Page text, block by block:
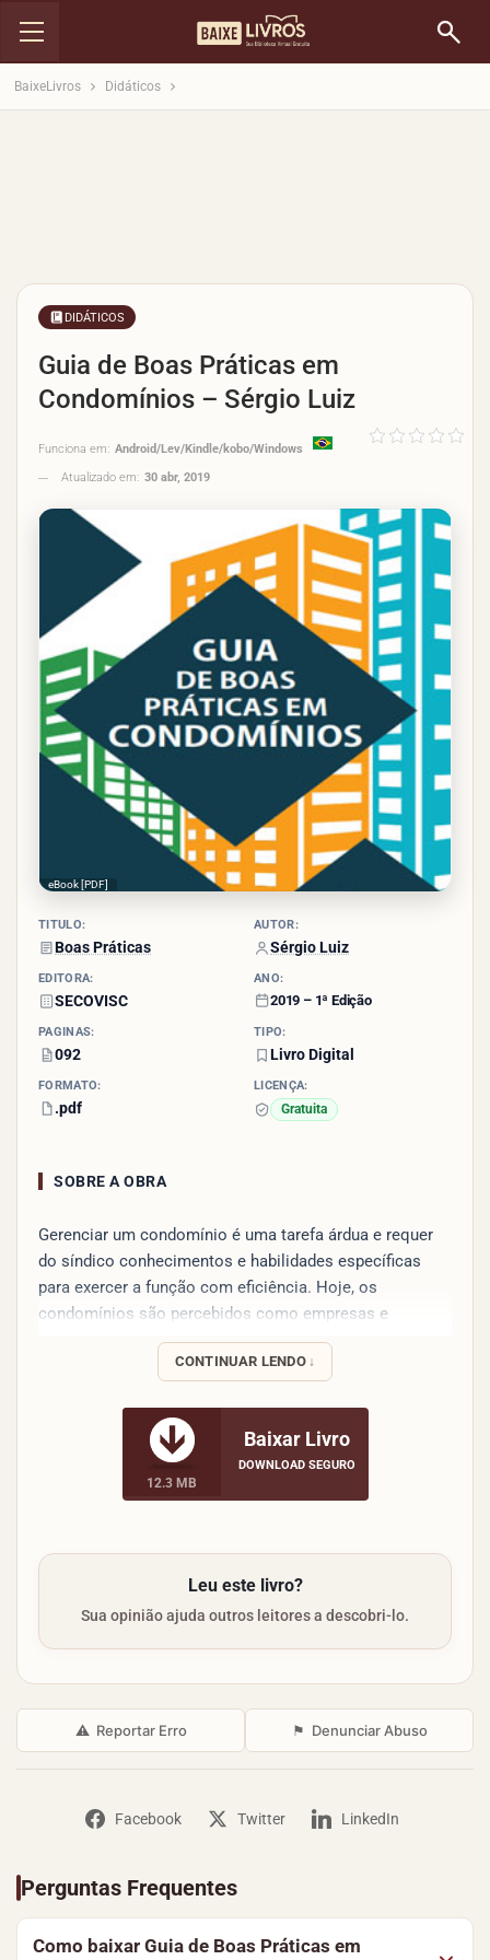
BaixeLivros Didáticos
DIDÁTICOS
Guia de Boas Práticas em
Condomínios – Sérgio Luiz
Funciona em: Android/Lev/Kindle/kobo/Windows
Atualizado em: 30 abr, 2019
eBook [PDF]
TÍTULO:
Boas Práticas
AUTOR:
Sérgio Luiz
EDITORA:
SECOVISC
ANO:
2019 – 1ª Edição
PÁGINAS:
092
TIPO:
Livro Digital
FORMATO:
.pdf
LICENÇA:
Gratuita
SOBRE A OBRA
Gerenciar um condomínio é uma tarefa árdua e requer
do síndico conhecimentos e habilidades específicas
para exercer a função com eficiência. Hoje, os
condomínios são percebidos como empresas e
requerem planejamento de suas ações.
Para que apresentem bons resultados e garantam a
qualidade de moradia esperada pelos condôminos. No
entanto, por se tratarem de espaços de convívio
coletivo, o gestor de condomínios deve saber conduzir
as situações para proporcionar um ambiente
Pensando nisso, o Secovi/SC elaborou este Guia de
Boas Práticas em Condomínios, com o objetivo de levar
informações confiáveis sobre como o síndico deve
proceder perante as diversas situações vivenciadas no
CONTINUAR LENDO
12.3 MB
Baixar Livro
DOWNLOAD SEGURO
Leu este livro?
Sua opinião ajuda outros leitores a descobri-lo.
⚠ Reportar Erro ⚑ Denunciar Abuso
Facebook Twitter LinkedIn
Perguntas Frequentes
Como baixar Guia de Boas Práticas em